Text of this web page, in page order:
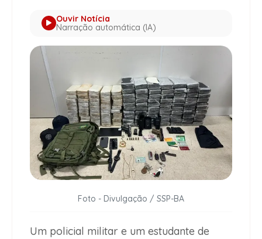
Ouvir Notícia
Narração automática (IA)
Foto - Divulgação / SSP-BA
Um policial militar e um estudante de